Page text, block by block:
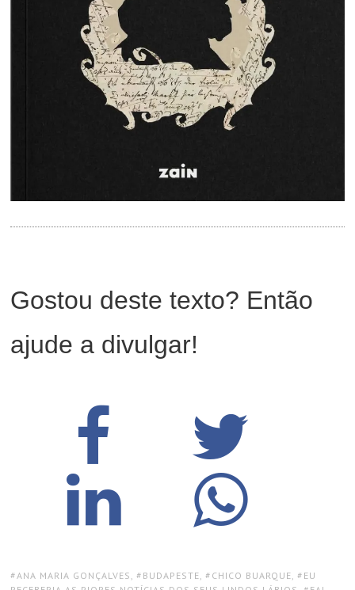
Gostou deste texto? Então
ajude a divulgar!
TAGS:
ANA MARIA GONÇALVES , BUDAPESTE , CHICO BUARQUE , EU